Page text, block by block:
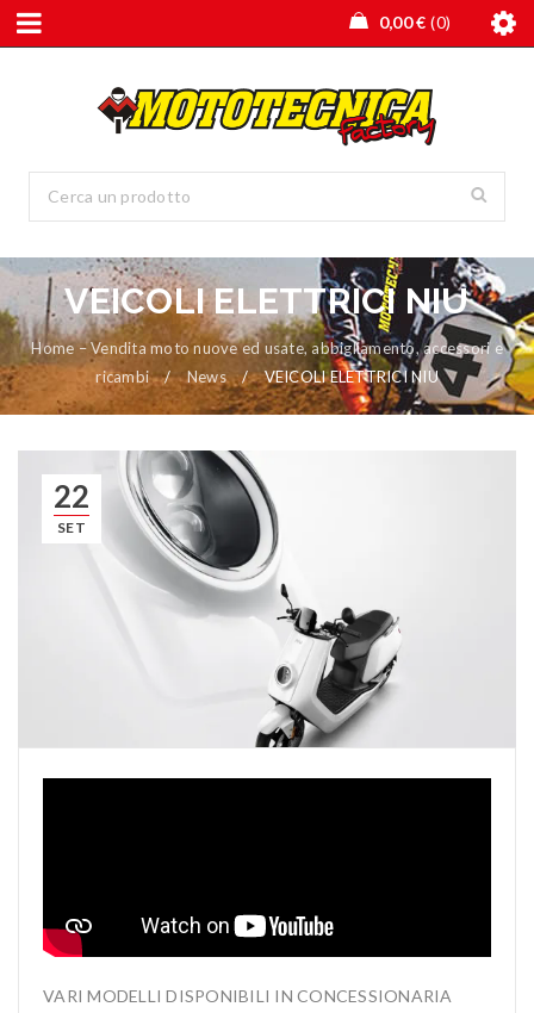
0,00€ 0
VEICOLI ELETTRICI NIU
Home – Vendita moto nuove ed usate, abbigliamento, accessori e
ricambi
/ News / VEICOLI ELETTRICI NIU
22
SET
VARI MODELLI DISPONIBILI IN CONCESSIONARIA